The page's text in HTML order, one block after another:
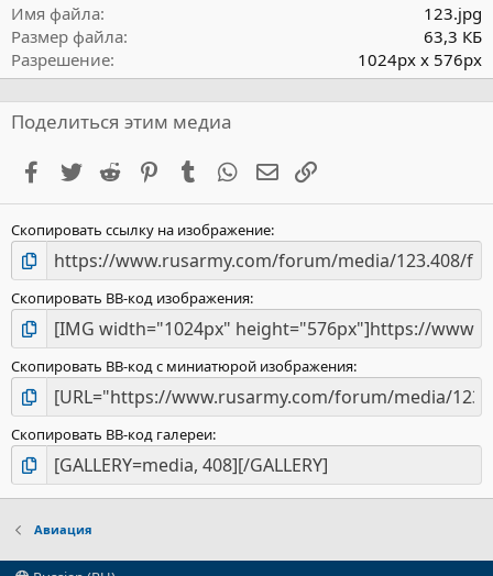
д
Имя файла
123.jpg
Размер файла
63,3 КБ
Разрешение
1024px x 576px
Поделиться этим медиа
Facebook
Twitter Reddit PinterestTumblr WhatsAppЭлектронная почта
Скопировать ссылку на изображение
Скопировать BB-код изображения
Скопировать BB-код с миниатюрой изображения
Скопировать BB-код галереи
Авиация